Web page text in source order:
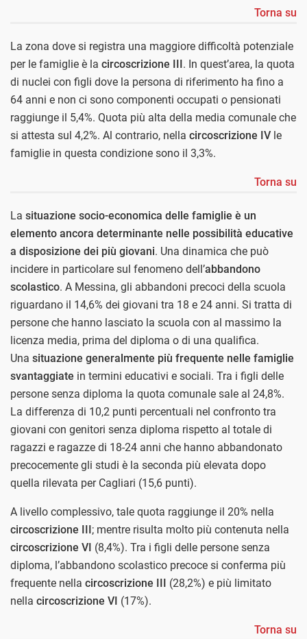
Torna su
La zona dove si registra una maggiore difficoltà potenziale
per le famiglie è la circoscrizione III. In quest’area, la quota
di nuclei con figli dove la persona di riferimento ha fino a
64 anni e non ci sono componenti occupati o pensionati
raggiunge il 5,4%. Quota più alta della media comunale che
si attesta sul 4,2%. Al contrario, nella circoscrizione IV le
famiglie in questa condizione sono il 3,3%.
Torna su
La situazione socio-economica delle famiglie è un
elemento ancora determinante nelle possibilità educative
a disposizione dei più giovani. Una dinamica che può
incidere in particolare sul fenomeno dell’abbandono
scolastico. A Messina, gli abbandoni precoci della scuola
riguardano il 14,6% dei giovani tra 18 e 24 anni. Si tratta di
persone che hanno lasciato la scuola con al massimo la
licenza media, prima del diploma o di una qualifica.
Una situazione generalmente più frequente nelle famiglie
svantaggiate in termini educativi e sociali. Tra i figli delle
persone senza diploma la quota comunale sale al 24,8%.
La differenza di 10,2 punti percentuali nel confronto tra
giovani con genitori senza diploma rispetto al totale di
ragazzi e ragazze di 18-24 anni che hanno abbandonato
precocemente gli studi è la seconda più elevata dopo
quella rilevata per Cagliari (15,6 punti).
A livello complessivo, tale quota raggiunge il 20% nella
circoscrizione III; mentre risulta molto più contenuta nella
circoscrizione VI (8,4%). Tra i figli delle persone senza
diploma, l’abbandono scolastico precoce si conferma più
frequente nella circoscrizione III (28,2%) e più limitato
nella circoscrizione VI (17%).
Torna su